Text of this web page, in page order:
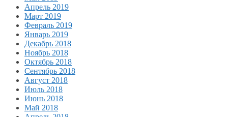
Апрель 2019
Март 2019
Февраль 2019
Январь 2019
Декабрь 2018
Ноябрь 2018
Октябрь 2018
Сентябрь 2018
Август 2018
Июль 2018
Июнь 2018
Май 2018